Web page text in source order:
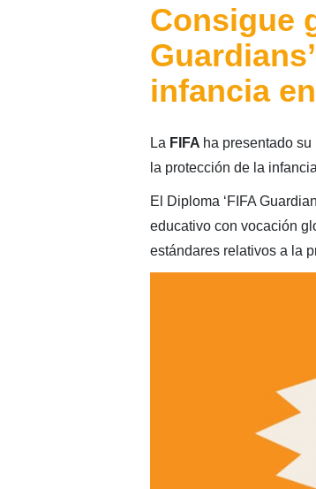
Consigue
infancia
La FIFA ha presentado su
la protección de la
El Diploma ‘FIFA
educativo con vocación
estándares relativos a la